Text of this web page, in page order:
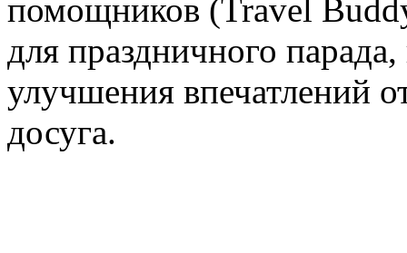
помощников (Travel
для праздничного
улучшения впечатлений
досуга.